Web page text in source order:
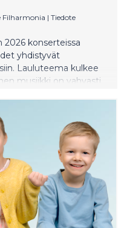
Filharmonia | Tiedote
2026 konserteissa
yhdistyvät
Lauluteema kulkee
musiikki on vahvasti
Oopperan 80-
syksyyn oman
joulukuussa